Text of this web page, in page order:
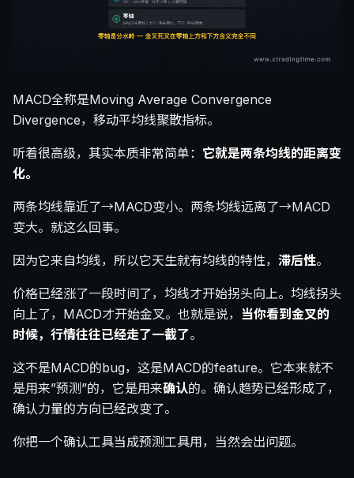
MACD全称是Moving Average Convergence
Divergence，移动平均线聚散指标。
听着很高级，其实本质非常简单： 它就是两条均线的距离变
化。
两条均线靠近了→MACD变小。两条均线远离了→MACD
变大。就这么回事。
因为它来自均线，所以它天生就有均线的特性， 滞后性。
价格已经涨了一段时间了，均线才开始拐头向上。均线拐头
向上了，MACD才开始金叉。也就是说， 当你看到金叉的
时候，行情往往已经走了一截了。
这不是MACD的bug，这是MACD的feature。它本来就不
是用来”预测”的，它是用来确认的。确认趋势已经形成了，
确认力量的方向已经改变了。
你把一个确认工具当成预测工具用，当然会出问题。